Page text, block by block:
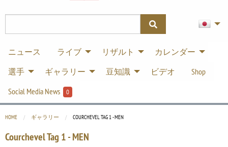
ニュース ライブ リザルト
カレンダー
選手
ギャラリー 豆知識 ビデオ
Shop
Social Media News
0
HOME ギャラリー CURRENT:
COURCHEVEL TAG 1 - MEN
Courchevel Tag 1 - MEN